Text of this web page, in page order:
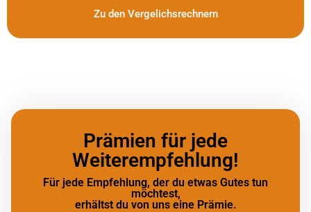
Zu den Vergelichsrechnern
Prämien für jede
Weiterempfehlung!
Für jede Empfehlung, der du etwas Gutes tun
möchtest,
erhältst du von uns eine Prämie.